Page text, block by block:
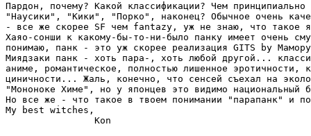
Пардон, почему? Какой классификации? Чем
"Наусики", "Кики", "Порко", наконец? Обычное очень
- все же скорее SF чем fantazy, уж не знаю, что такое
Хаяо-сонши к какому-бы-то-ни-было панку имеет очень
понимаю, панк - это уж скорее реализация GITS by
Миядзаки панк - хоть пара-, хоть любой другой...
аниме, романтическое, полностью лишенное эротичности,
циничности... Жаль, конечно, что сенсей съехал на
"Мононоке Химе", но у японцев это видимо национальный
Hо все же - что такое в твоем понимании "парапанк" и
My best witches,
                Kon